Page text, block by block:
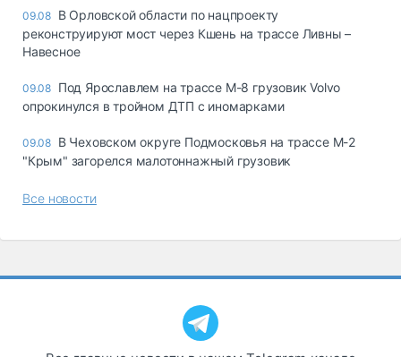
09.08 В Орловской области по нацпроекту
реконструируют мост через Кшень на трассе Ливны –
Навесное
09.08 Под Ярославлем на трассе М-8 грузовик Volvo
опрокинулся в тройном ДТП с иномарками
09.08 В Чеховском округе Подмосковья на трассе М-2
"Крым" загорелся малотоннажный грузовик
Все новости